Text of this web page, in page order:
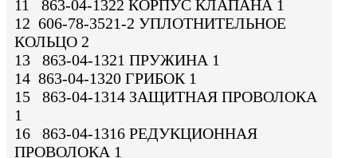
11 863-04-1322 КОРПУС КЛАПАНА 1
12 606-78-3521-2 УПЛОТНИТЕЛЬНОЕ
КОЛЬЦО 2
13 863-04-1321 ПРУЖИНА 1
14 863-04-1320 ГРИБОК 1
15 863-04-1314 ЗАЩИТНАЯ ПРОВОЛОКА
1
16 863-04-1316 РЕДУКЦИОННАЯ
ПРОВОЛОКА 1